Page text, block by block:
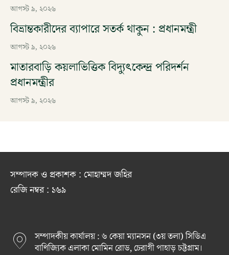
আগস্ট ৯, ২০২৬
বিভ্রান্তকারীদের ব্যাপারে সতর্ক থাকুন : প্রধানমন্ত্রী
আগস্ট ৯, ২০২৬
মাতারবাড়ি কয়লাভিত্তিক বিদ্যুৎকেন্দ্র পরিদর্শন
প্রধানমন্ত্রীর
আগস্ট ৯, ২০২৬
সম্পাদক ও প্রকাশক : মোহাম্মদ জহির
রেজি নম্বর : ১৬৯
সম্পাদকীয় কার্যালয় : ৬ কেয়া ম্যানসন (৩য় তলা) সিডিএ
বাণিজ্যিক এলাকা মোমিন রোড, চেরাগী পাহাড় চট্টগ্রাম।